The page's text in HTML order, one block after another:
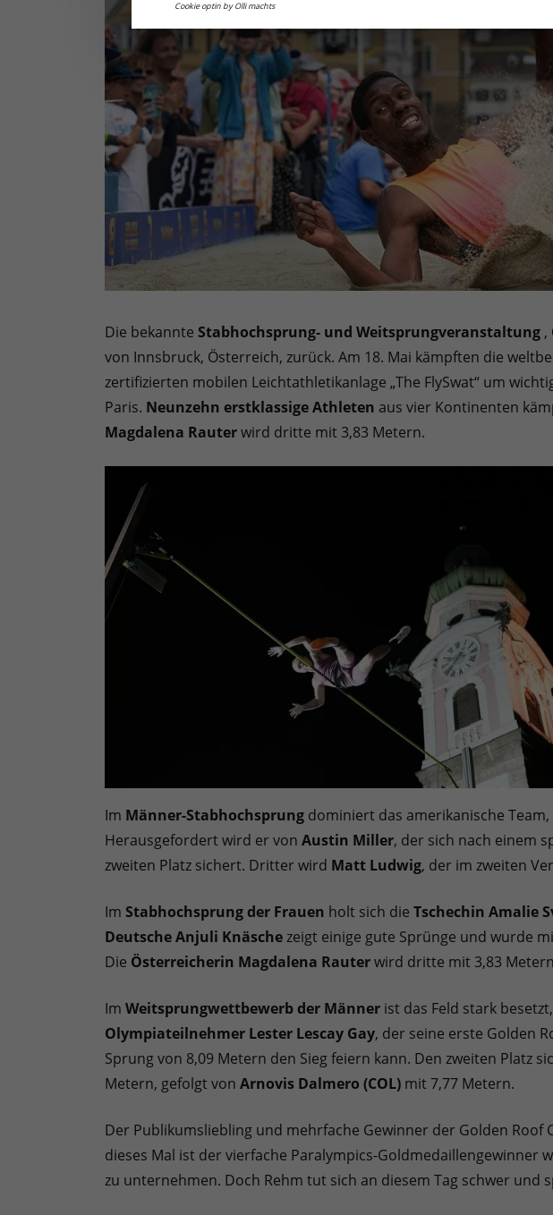
Die bekannte Stabhochsprung- und Weitsprungveranstaltung ,
von Innsbruck, Österreich, zurück. Am 18. Mai kämpften die
zertifizierten mobilen Leichtathletikanlage „The FlySwat“ um
Paris. Neunzehn erstklassige Athleten aus vier Kontinenten
Magdalena Rauterwird dritte mit 3,83 Metern.
Im Männer-Stabhochsprung dominiert das amerikanische Team,
Herausgefordert wird er von Austin Miller, der sich nach einem
zweiten Platz sichert. Dritter wird Matt Ludwig, der im zweiten
Im Stabhochsprung der Frauen holt sich die Tschechin Amalie
Deutsche Anjuli Knäschezeigt einige gute Sprünge und wurde
Die Österreicherin Magdalena Rauterwird dritte mit 3,83
Im Weitsprungwettbewerb der Männer ist das Feld stark
Olympiateilnehmer Lester Lescay Gay, der seine erste Golden
Sprung von 8,09 Metern den Sieg feiern kann. Den zweiten Platz
Metern, gefolgt von Arnovis Dalmero (COL) mit 7,77 Metern.
Der Publikumsliebling und mehrfache Gewinner der Golden Roof
dieses Mal ist der vierfache Paralympics-
zu unternehmen. Doch Rehm tut sich an diesem Tag schwer und
Cookie optin by Olli machts